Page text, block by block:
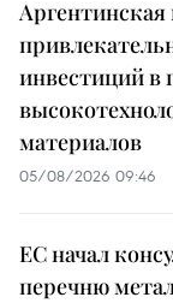
Аргентинская
инвестиций в
материалов
05/08/2026 09:46
ЕС начал
перечню